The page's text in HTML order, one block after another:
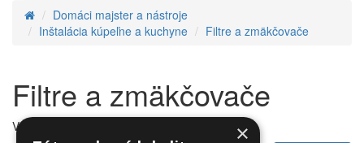
Domáci majster a nástroje
Inštalácia kúpeľne a kuchyne
Filtre a zmäkčovače
Filtre a zmäkčovače
V tejto kategórii nie sú žiadne produkty. ×